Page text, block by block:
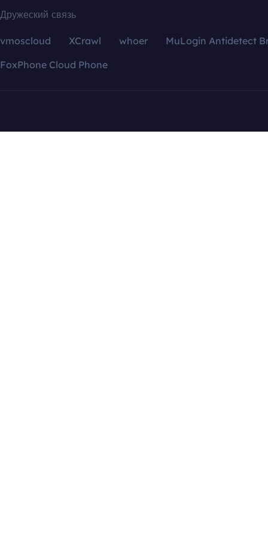
Дружеский связь
vmoscloud XCrawl whoer
MuLogin Antidetect
FoxPhone Cloud Phone